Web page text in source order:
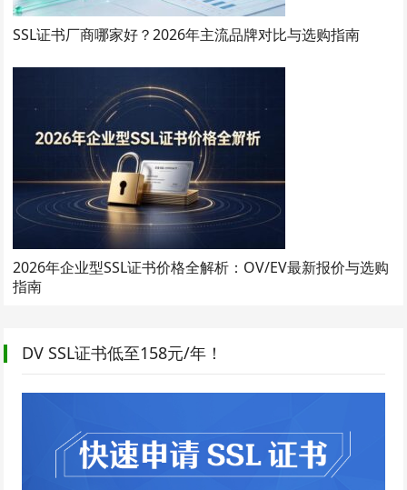
SSL证书厂商哪家好？2026年主流品牌对比与选购指南
2026年企业型SSL证书价格全解析：OV/EV最新报价与选购
指南
DV SSL证书低至158元/年！